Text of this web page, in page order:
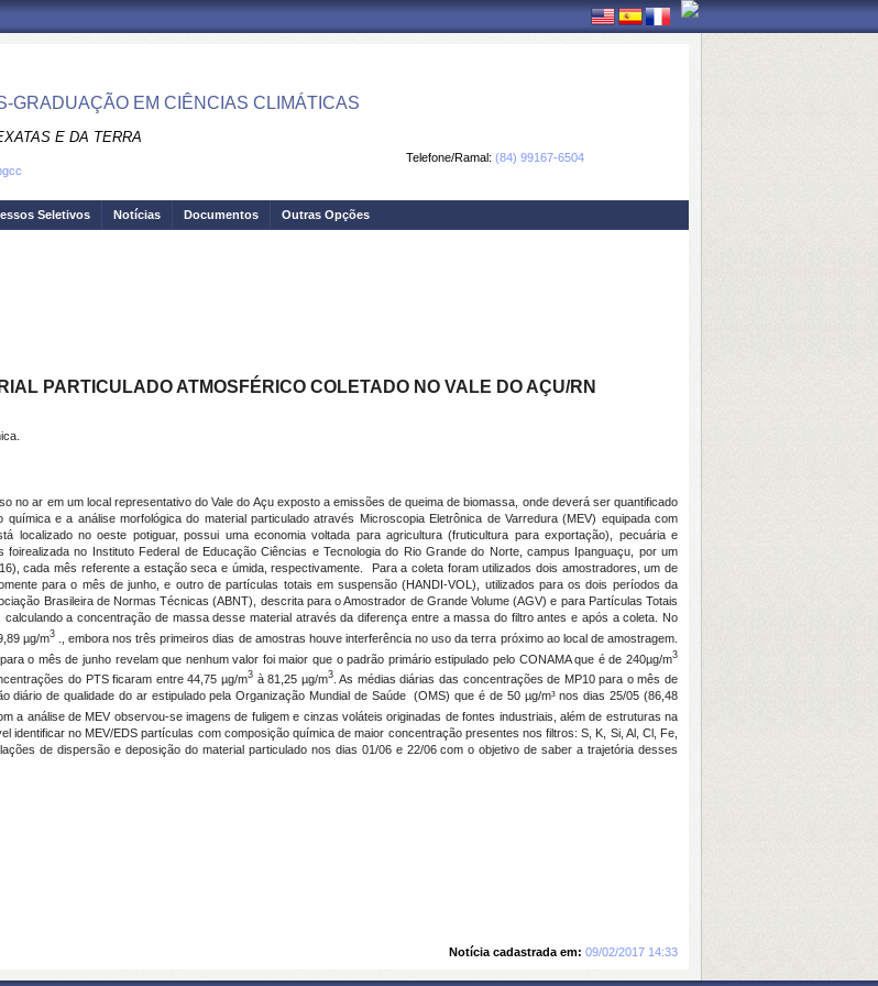
GRADUAÇÃO EM CIÊNCIAS CLIMÁTICAS
E DA TERRA
Telefone/Ramal: (84) 99167-6504
Seletivos Notícias Documentos Outras Opções
PARTICULADO ATMOSFÉRICO COLETADO NO VALE DO AÇU/RN
no ar em um local representativo do Vale do Açu exposto a emissões de queima de biomassa, onde deverá ser quantificado
e a análise morfológica do material particulado através Microscopia Eletrônica de Varredura (MEV) equipada com
localizado no oeste potiguar, possui uma economia voltada para agricultura (fruticultura para exportação), pecuária e
no Instituto Federal de Educação Ciências e Tecnologia do Rio Grande do Norte, campus Ipanguaçu, por um
cada mês referente a estação seca e úmida, respectivamente. Para a coleta foram utilizados dois amostradores, um de
para o mês de junho, e outro de partículas totais em suspensão (HANDI-VOL), utilizados para os dois períodos da
Brasileira de Normas Técnicas (ABNT), descrita para o Amostrador de Grande Volume (AGV) e para Partículas Totais
a concentração de massa desse material através da diferença entre a massa do filtro antes e após a coleta. No
µg/m3
., embora nos três primeiros dias de amostras houve interferência no uso da terra próximo ao local de amostragem.
o mês de junho revelam que nenhum valor foi maior que o padrão primário estipulado pelo CONAMA que é de 240µg/m3
do PTS ficaram entre 44,75 µg/m3 à 81,25 µg/m3. As médias diárias das concentrações de MP10 para o mês de
diário de qualidade do ar estipulado pela Organização Mundial de Saúde (OMS) que é de 50 µg/m³ nos dias 25/05 (86,48
a análise de MEV observou-se imagens de fuligem e cinzas voláteis originadas de fontes industriais, além de estruturas na
identificar no MEV/EDS partículas com composição química de maior concentração presentes nos filtros: S, K, Si, Al, Cl, Fe,
de dispersão e deposição do material particulado nos dias 01/06 e 22/06 com o objetivo de saber a trajetória desses
Notícia cadastrada em: 09/02/2017 14:33